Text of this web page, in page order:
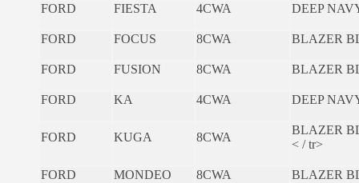
FORD FIESTA 4CWA DEEP
FORD FOCUS 8CWA BLAZER
FORD FUSION 8CWA BLAZER
FORD KA 4CWA DEEP
FORD KUGA 8CWA
BLAZER
< / tr>
FORD MONDEO 8CWA BLAZER